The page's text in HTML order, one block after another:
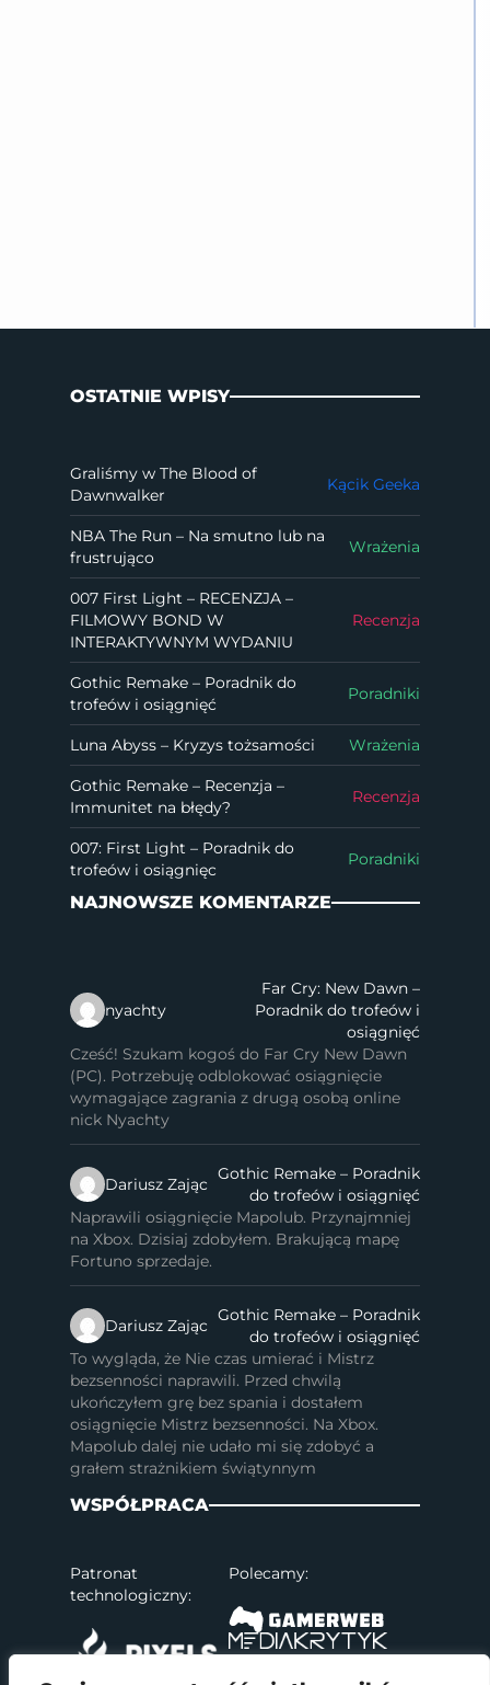
OSTATNIE WPISY
Graliśmy w The Blood of
Dawnwalker
Kącik Geeka
NBA The Run – Na smutno lub na
frustrująco
Wrażenia
007 First Light – RECENZJA –
FILMOWY BOND W
INTERAKTYWNYM WYDANIU
Recenzja
Gothic Remake – Poradnik do
trofeów i osiągnięć
Poradniki
Luna Abyss – Kryzys tożsamości Wrażenia
Gothic Remake – Recenzja –
Immunitet na błędy?
Recenzja
007: First Light – Poradnik do
trofeów i osiągnięc
Poradniki
NAJNOWSZE KOMENTARZE
nyachty
Far Cry: New Dawn –
Poradnik do trofeów i
osiągnięć
Cześć! Szukam kogoś do Far Cry New Dawn
(PC). Potrzebuję odblokować osiągnięcie
wymagające zagrania z drugą osobą online
nick Nyachty
Dariusz Zając
Gothic Remake – Poradnik
do trofeów i osiągnięć
Naprawili osiągnięcie Mapolub. Przynajmniej
na Xbox. Dzisiaj zdobyłem. Brakującą mapę
Fortuno sprzedaje.
Dariusz Zając
Gothic Remake – Poradnik
do trofeów i osiągnięć
To wygląda, że Nie czas umierać i Mistrz
bezsenności naprawili. Przed chwilą
ukończyłem grę bez spania i dostałem
osiągnięcie Mistrz bezsenności. Na Xbox.
Mapolub dalej nie udało mi się zdobyć a
grałem strażnikiem świątynnym
WSPÓŁPRACA
Patronat
technologiczny:
Polecamy: